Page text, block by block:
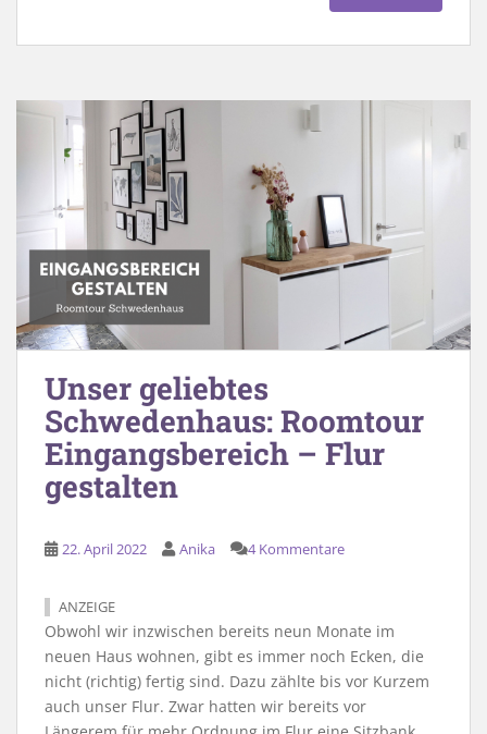
Unser geliebtes
Schwedenhaus: Roomtour
Eingangsbereich – Flur
gestalten
22. April 2022 Anika 4 Kommentare
ANZEIGE
Obwohl wir inzwischen bereits neun Monate im
neuen Haus wohnen, gibt es immer noch Ecken, die
nicht (richtig) fertig sind. Dazu zählte bis vor Kurzem
auch unser Flur. Zwar hatten wir bereits vor